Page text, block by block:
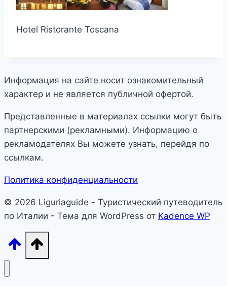
Hotel Ristorante Toscana
Информация на сайте носит ознакомительный
характер и не является публичной офертой.
Представленные в материалах ссылки могут быть
партнерскими (рекламными). Информацию о
рекламодателях Вы можете узнать, перейдя по
ссылкам.
Политика конфиденциальности
© 2026 Liguriaguide - Туристический путеводитель
по Италии - Тема для WordPress от Kadence WP